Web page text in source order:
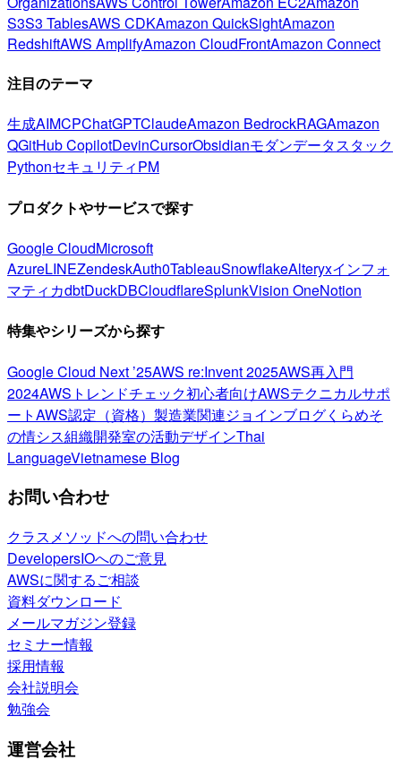
S3S3 TablesAWS CDKAmazon QuickSightAmazon
RedshiftAWS AmplifyAmazon CloudFrontAmazon Connect
注目のテーマ
生成AIMCPChatGPTClaudeAmazon BedrockRAGAmazon
QGitHub CopilotDevinCursorObsidianモダンデータスタック
PythonセキュリティPM
プロダクトやサービスで探す
Google CloudMicrosoft
AzureLINEZendeskAuth0TableauSnowflakeAlteryxインフォ
マティカdbtDuckDBCloudflareSplunkVision OneNotion
特集やシリーズから探す
Google Cloud Next ’25AWS re:Invent 2025AWS再入門
2024AWSトレンドチェック初心者向けAWSテクニカルサポ
ートAWS認定（資格） 製造業関連ジョインブログくらめそ
の情シス組織開発室の活動デザインThai
LanguageVietnamese Blog
お問い合わせ
クラスメソッドへの問い合わせ
DevelopersIOへのご意見
AWSに関するご相談
資料ダウンロード
メールマガジン登録
セミナー情報
採用情報
会社説明会
勉強会
運営会社